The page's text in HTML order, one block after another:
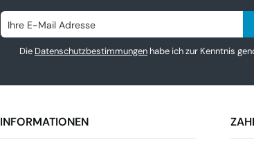
Die Datenschutzbestimmungenhabe ich zur Kenntnis
INFORMATIONEN